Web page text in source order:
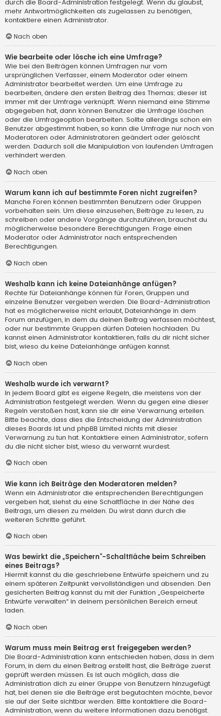
durch die Board-Administration festgelegt. Wenn du glaubst,
mehr Antwortmöglichkeiten als zugelassen zu benötigen,
kontaktiere einen Administrator.
Nach oben
Wie bearbeite oder lösche ich eine Umfrage?
Wie bei den Beiträgen können Umfragen nur vom
ursprünglichen Verfasser, einem Moderator oder einem
Administrator bearbeitet werden. Um eine Umfrage zu
bearbeiten, ändere den ersten Beitrag des Themas; dieser ist
immer mit der Umfrage verknüpft. Wenn niemand eine Stimme
abgegeben hat, dann können Benutzer die Umfrage löschen
oder die Umfrageoption bearbeiten. Sollte allerdings schon ein
Benutzer abgestimmt haben, so kann die Umfrage nur noch von
Moderatoren oder Administratoren geändert oder gelöscht
werden. Dadurch soll die Manipulation von laufenden Umfragen
verhindert werden.
Nach oben
Warum kann ich auf bestimmte Foren nicht zugreifen?
Manche Foren können bestimmten Benutzern oder Gruppen
vorbehalten sein. Um diese einzusehen, Beiträge zu lesen, zu
schreiben oder andere Vorgänge durchzuführen, brauchst du
möglicherweise besondere Berechtigungen. Frage einen
Moderator oder Administrator nach entsprechenden
Berechtigungen.
Nach oben
Weshalb kann ich keine Dateianhänge anfügen?
Rechte für Dateianhänge können für Foren, Gruppen und
einzelne Benutzer vergeben werden. Die Board-Administration
hat es möglicherweise nicht erlaubt, Dateianhänge in dem
Forum anzufügen, in dem du deinen Beitrag verfassen möchtest,
oder nur bestimmte Gruppen dürfen Dateien hochladen. Du
kannst einen Administrator kontaktieren, falls du dir nicht sicher
bist, wieso du keine Dateianhänge anfügen kannst.
Nach oben
Weshalb wurde ich verwarnt?
In jedem Board gibt es eigene Regeln, die meistens von der
Administration festgelegt werden. Wenn du gegen eine dieser
Regeln verstoßen hast, kann sie dir eine Verwarnung erteilen.
Bitte beachte, dass dies die Entscheidung der Administration
dieses Boards ist und phpBB Limited nichts mit dieser
Verwarnung zu tun hat. Kontaktiere einen Administrator, sofern
du die nicht sicher bist, wieso du verwarnt wurdest.
Nach oben
Wie kann ich Beiträge den Moderatoren melden?
Wenn ein Administrator die entsprechenden Berechtigungen
vergeben hat, siehst du eine Schaltfläche in der Nähe des
Beitrags, um diesen zu melden. Du wirst dann durch die
weiteren Schritte geführt.
Nach oben
Was bewirkt die „Speichern“-Schaltfläche beim Schreiben
eines Beitrags?
Hiermit kannst du die geschriebene Entwürfe speichern und zu
einem späteren Zeitpunkt vervollständigen und absenden. Den
gesicherten Beitrag kannst du mit der Funktion „Gespeicherte
Entwürfe verwalten“ in deinem persönlichen Bereich erneut
laden.
Nach oben
Warum muss mein Beitrag erst freigegeben werden?
Die Board-Administration kann entschieden haben, dass in dem
Forum, in dem du einen Beitrag erstellt hast, die Beiträge zuerst
geprüft werden müssen. Es ist auch möglich, dass die
Administration dich zu einer Gruppe von Benutzern hinzugefügt
hat, bei denen sie die Beiträge erst begutachten möchte, bevor
sie auf der Seite sichtbar werden. Bitte kontaktiere die Board-
Administration, wenn du weitere Informationen dazu benötigst.